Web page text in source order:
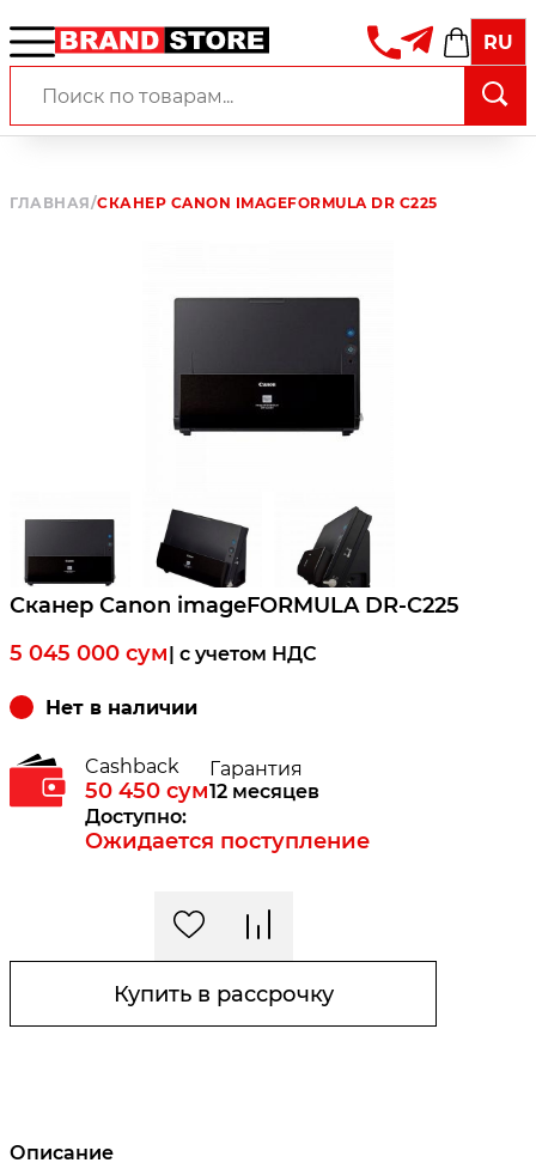
RU
ГЛАВНАЯ/СКАНЕР CANON IMAGEFORMULA DR C225
Сканер Canon imageFORMULA DR-C225
5 045 000 сум| c учетом НДС
Нет в наличии
Cashback
50 450 сум
Гарантия
12 месяцев
Доступно:
Ожидается поступление
Купить в рассрочку
Описание